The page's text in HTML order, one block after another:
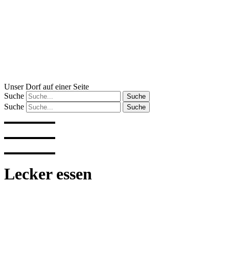
Unser Dorf auf einer Seite
Suche
Suche
Suche Suche
Lecker essen